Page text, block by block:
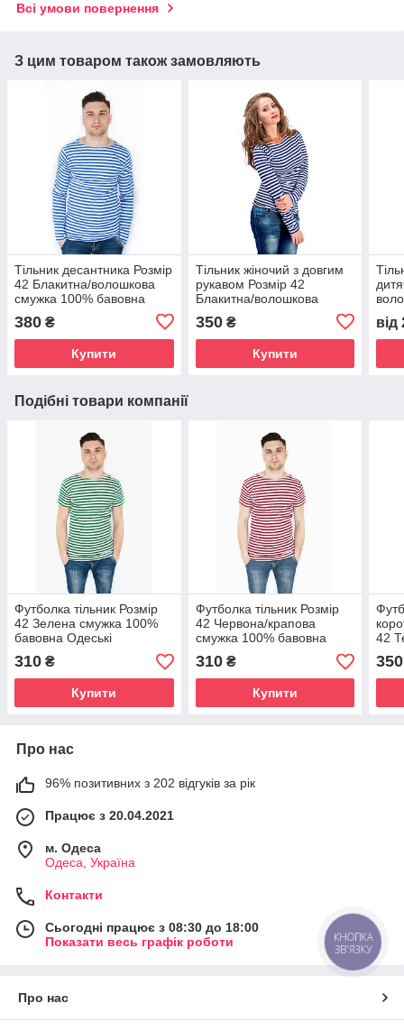
Всі умови повернення
З цим товаром також замовляють
Тільник десантника Розмір
42 Блакитна/волошкова
смужка 100% бавовна
380 ₴
Купити
Тільник жіночий з довгим
рукавом Розмір 42
Блакитна/волошкова
Одеські тільняшки
350₴
Купити
від
Подібні товари компанії
Футболка тільник Розмір
42 Зелена смужка 100%
бавовна Одеські
тільняшки
310 ₴
Купити
Футболка тільник Розмір
42 Червона/крапова
смужка 100% бавовна
Одеські тільняшки
310₴
Купити
42
350
Про нас
96% позитивних з 202 відгуків за рік
Працює з 20.04.2021
м. Одеса
Одеса, Україна
Контакти
Сьогодні працює з 08:30 до 18:00
Показати весь графік роботи
Про нас
КНОПКА
ЗВ'ЯЗКУ